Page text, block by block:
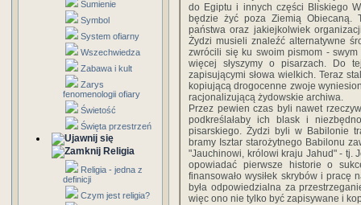
Sumienie
Symbol
System ofiarny
Wszechwiedza
Zabawa i kult
Zarys
fenomenologii ofiary
Świetość
Święta przestrzeń
Religia
Religia - jedna z
definicji
Czym jest religia?
do Egiptu i innych części Bliskiego
będzie żyć poza Ziemią Obiecaną.
państwa oraz jakiejkolwiek
Żydzi musieli znaleźć alternatywne
zwrócili się ku swoim pismom -
więcej słyszymy o pisarzach. Do
zapisującymi słowa wielkich. Teraz
kopiującą drogocenne zwoje
racjonalizującą żydowskie archiwa.
Przez pewien czas byli nawet
podkreślałaby ich blask i
pisarskiego. Żydzi byli w Babilonie
bramy Isztar starożytnego Babilonu
"Jauchinowi, królowi kraju Jahud" - tj.
opowiadać pierwsze historie o
finansowało wysiłek skrybów i pracę
była odpowiedzialna za
więc ono nie tylko być zapisywane i